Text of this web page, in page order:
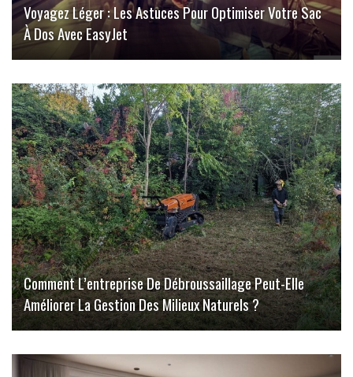
Voyagez Léger : Les Astuces Pour Optimiser Votre Sac
À Dos Avec EasyJet
Comment L’entreprise De Débroussaillage Peut-Elle
Améliorer La Gestion Des Milieux Naturels ?